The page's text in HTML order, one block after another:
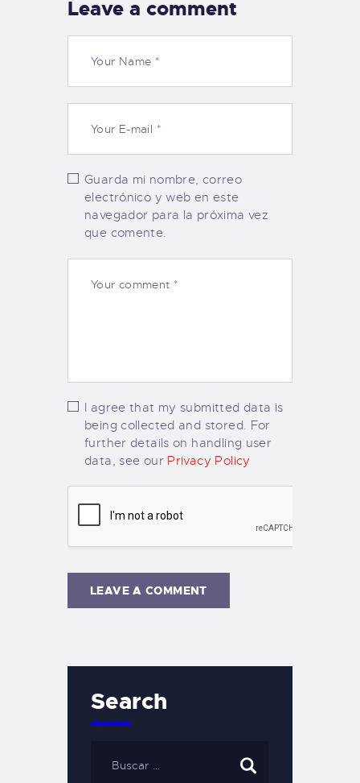
Leave a comment
Guarda mi nombre, correo
electrónico y web en este
navegador para la próxima vez
que comente.
I agree that my submitted data is
being collected and stored. For
further details on handling user
data, see our Privacy Policy
Search